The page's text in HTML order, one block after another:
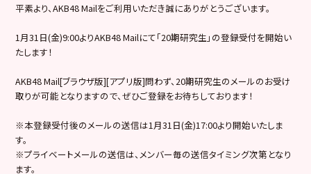
平素より、AKB48 Mailをご利用いただき誠にありがとうございます。
1月31日(金)9:00よりAKB48 Mailにて「20期研究生」の登録受付を開始い
たします！
AKB48 Mail[ブラウザ版][アプリ版]問わず、20期研究生のメールのお受け
取りが可能となりますので、ぜひご登録をお待ちしております！
※本登録受付後のメールの送信は1月31日(金)17:00より開始いたしま
す。
※プライベートメールの送信は、メンバー毎の送信タイミング次第となり
ます。